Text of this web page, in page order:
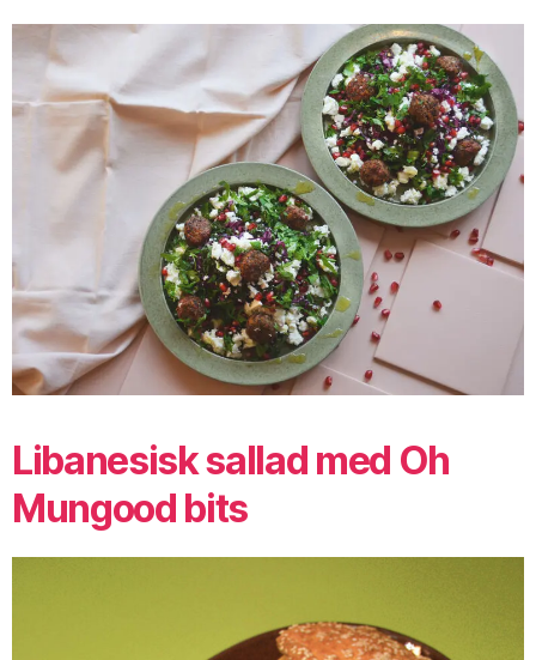
Libanesisk sallad med Oh
Mungood bits